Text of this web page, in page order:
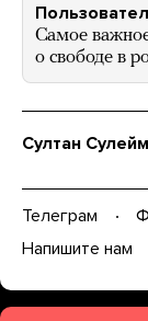
Самое
о свободе в
Султан
Телеграм
Напишите нам